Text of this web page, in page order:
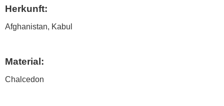
Herkunft:
Afghanistan, Kabul
Material:
Chalcedon